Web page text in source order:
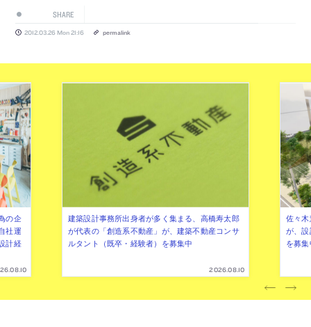
SHARE
2012.03.26 Mon 21:16 permalink
の企
社運
計経
建築設計事務所出身者が多く集まる、高橋寿太郎
が代表の「創造系不動産」が、建築不動産コンサ
ルタント（既卒・経験者）を募集中
2026.08.10
佐々
が、
を募